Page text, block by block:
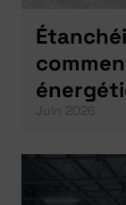
Juin 2026